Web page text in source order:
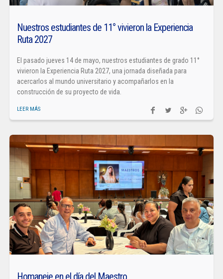
Nuestros estudiantes de 11° vivieron la Experiencia
Ruta 2027
El pasado jueves 14 de mayo, nuestros estudiantes de grado 11°
vivieron la Experiencia Ruta 2027, una jornada diseñada para
acercarlos al mundo universitario y acompañarlos en la
construcción de su proyecto de vida.
LEER MÁS